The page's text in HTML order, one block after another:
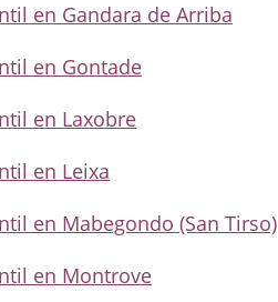
en Gandara de Arriba
en Gontade
en Laxobre
en Leixa
en Mabegondo (San Tirso)
en Montrove